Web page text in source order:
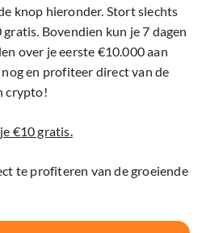
knop hieronder. Stort slechts
Bovendien kun je 7 dagen
over je eerste €10.000 aan
en profiteer direct van de
crypto!
€10 gratis.
te profiteren van de groeiende